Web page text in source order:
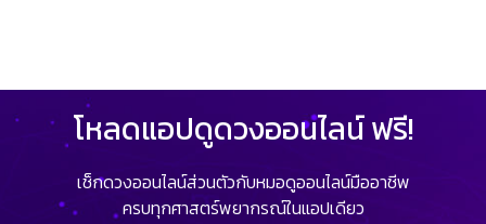
โหลดแอปดูดวงออนไลน์ ฟรี!
เช็กดวงออนไลน์ส่วนตัวกับหมอดูออนไลน์มืออาชีพ
ครบทุกศาสตร์พยากรณ์ในแอปเดียว